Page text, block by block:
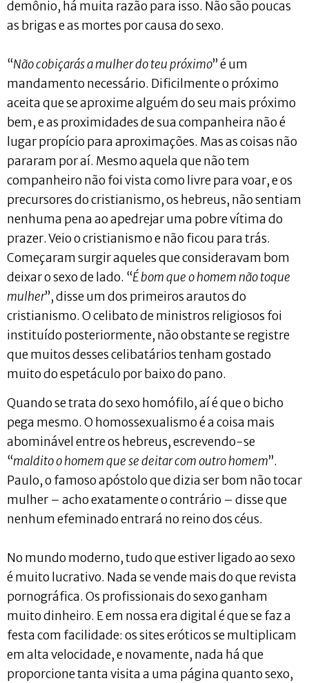
demônio, há muita razão para isso. Não são poucas
as brigas e as mortes por causa do sexo.
“Não cobiçarás a mulher do teu próximo” é um
mandamento necessário. Dificilmente o próximo
aceita que se aproxime alguém do seu mais próximo
bem, e as proximidades de sua companheira não é
lugar propício para aproximações. Mas as coisas não
pararam por aí. Mesmo aquela que não tem
companheiro não foi vista como livre para voar, e os
precursores do cristianismo, os hebreus, não sentiam
nenhuma pena ao apedrejar uma pobre vítima do
prazer. Veio o cristianismo e não ficou para trás.
Começaram surgir aqueles que consideravam bom
deixar o sexo de lado. “É bom que o homem não toque
mulher”, disse um dos primeiros arautos do
cristianismo. O celibato de ministros religiosos foi
instituído posteriormente, não obstante se registre
que muitos desses celibatários tenham gostado
muito do espetáculo por baixo do pano.
Quando se trata do sexo homófilo, aí é que o bicho
pega mesmo. O homossexualismo é a coisa mais
abominável entre os hebreus, escrevendo-se
“maldito o homem que se deitar com outro homem”.
Paulo, o famoso apóstolo que dizia ser bom não tocar
mulher – acho exatamente o contrário – disse que
nenhum efeminado entrará no reino dos céus.
No mundo moderno, tudo que estiver ligado ao sexo
é muito lucrativo. Nada se vende mais do que revista
pornográfica. Os profissionais do sexo ganham
muito dinheiro. E em nossa era digital é que se faz a
festa com facilidade: os sites eróticos se multiplicam
em alta velocidade, e novamente, nada há que
proporcione tanta visita a uma página quanto sexo,